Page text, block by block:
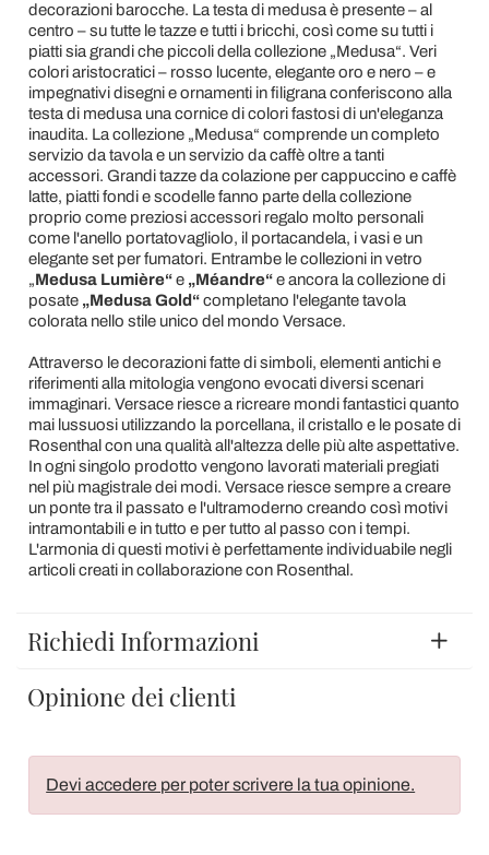
decorazioni barocche. La testa di medusa è presente – al
centro – su tutte le tazze e tutti i bricchi, così come su tutti i
piatti sia grandi che piccoli della collezione „Medusa“. Veri
colori aristocratici – rosso lucente, elegante oro e nero – e
impegnativi disegni e ornamenti in filigrana conferiscono alla
testa di medusa una cornice di colori fastosi di un'eleganza
inaudita. La collezione „Medusa“ comprende un completo
servizio da tavola e un servizio da caffè oltre a tanti
accessori. Grandi tazze da colazione per cappuccino e caffè
latte, piatti fondi e scodelle fanno parte della collezione
proprio come preziosi accessori regalo molto personali
come l'anello portatovagliolo, il portacandela, i vasi e un
elegante set per fumatori. Entrambe le collezioni in vetro
„Medusa Lumière“e „Méandre“e ancora la collezione di
posate „Medusa Gold“completano l'elegante tavola
colorata nello stile unico del mondo Versace.
Attraverso le decorazioni fatte di simboli, elementi antichi e
riferimenti alla mitologia vengono evocati diversi scenari
immaginari. Versace riesce a ricreare mondi fantastici quanto
mai lussuosi utilizzando la porcellana, il cristallo e le posate di
Rosenthal con una qualità all'altezza delle più alte aspettative.
In ogni singolo prodotto vengono lavorati materiali pregiati
nel più magistrale dei modi. Versace riesce sempre a creare
un ponte tra il passato e l'ultramoderno creando così motivi
intramontabili e in tutto e per tutto al passo con i tempi.
L'armonia di questi motivi è perfettamente individuabile negli
articoli creati in collaborazione con Rosenthal.
Richiedi Informazioni
Opinione dei clienti
Devi accedere per poter scrivere la tua opinione.